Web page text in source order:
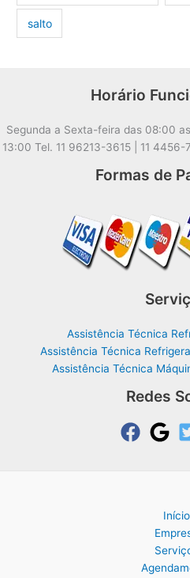
salto
Horário
Segunda a Sexta-feira das 08:00
13:00 Tel. 11 96213-3615 | 11
Formas de
Assistência Técnica
Assistência Técnica
Assistência Técnica
Redes
Início